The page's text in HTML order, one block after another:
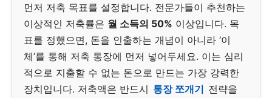
먼저 저축 목표를 설정합니다. 전문가들이 추천하는
이상적인 저축률은 월 소득의 50% 이상입니다. 목
표를 정했으면, 돈을 인출하는 개념이 아니라 ‘이
체’를 통해 저축 통장에 먼저 넣어두세요. 이는 심리
적으로 지출할 수 없는 돈으로 만드는 가장 강력한
장치입니다. 저축액은 반드시 통장 쪼개기 전략을